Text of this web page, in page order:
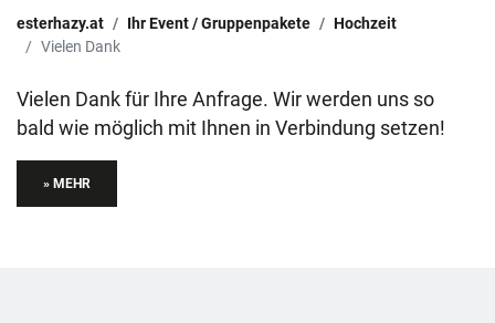
esterhazy.at Ihr Event / Gruppenpakete
Hochzeit
Vielen Dank
Vielen Dank für Ihre Anfrage. Wir werden uns so
bald wie möglich mit Ihnen in Verbindung setzen!
» MEHR